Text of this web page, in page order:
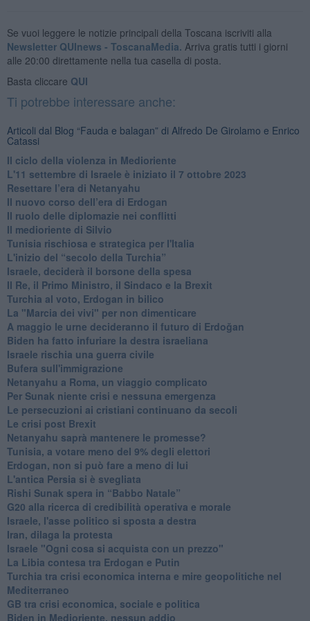
Se vuoi leggere le notizie principali della Toscana iscriviti alla
Newsletter QUInews - ToscanaMedia. Arriva gratis tutti i giorni
alle 20:00 direttamente nella tua casella di posta.
Basta cliccare QUI
Ti potrebbe interessare anche:
Articoli dal Blog “Fauda e balagan” di Alfredo De Girolamo e Enrico
Catassi
Il ciclo della violenza in Medioriente
L'11 settembre di Israele è iniziato il 7 ottobre 2023
Resettare l’era di Netanyahu
​Il nuovo corso dell’era di Erdogan
Il ruolo delle diplomazie nei conflitti
Il medioriente di Silvio
Tunisia rischiosa e strategica per l'Italia
L'inizio del “secolo della Turchia”
Israele, deciderà il borsone della spesa
Il Re, il Primo Ministro, il Sindaco e la Brexit
Turchia al voto, Erdogan in bilico
La "Marcia dei vivi" per non dimenticare
A maggio le urne decideranno il futuro di Erdoğan
Biden ha fatto infuriare la destra israeliana
Israele rischia una guerra civile
Bufera sull'immigrazione
Netanyahu a Roma, un viaggio complicato
Per Sunak niente crisi e nessuna emergenza
Le persecuzioni ai cristiani continuano da secoli
Le crisi post Brexit
Netanyahu saprà mantenere le promesse?
Tunisia, a votare meno del 9% degli elettori
Erdogan, non si può fare a meno di lui
L'antica Persia si è svegliata
Rishi Sunak spera in “Babbo Natale”
G20 alla ricerca di credibilità operativa e morale
Israele, l'asse politico si sposta a destra
Iran, dilaga la protesta
Israele "Ogni cosa si acquista con un prezzo"
La Libia contesa tra Erdogan e Putin
Turchia tra crisi economica interna e mire geopolitiche nel
Mediterraneo
GB tra crisi economica, sociale e politica
Biden in Medioriente, nessun addio